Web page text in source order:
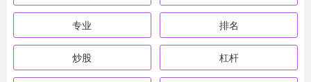
专业 排名
炒股 杠杆